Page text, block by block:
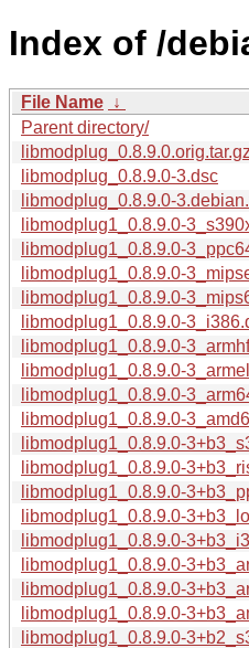
Index of /
File Name ↓
Parent directory/
libmodplug_0.8.9.0.orig.tar.gz
libmodplug_0.8.9.0-3.dsc
libmodplug_0.8.9.0-
libmodplug1_0.8.9.0-
libmodplug1_0.8.9.0-
libmodplug1_0.8.9.0-
libmodplug1_0.8.9.0-
libmodplug1_0.8.9.0-
libmodplug1_0.8.9.0-
libmodplug1_0.8.9.0-
libmodplug1_0.8.9.0-
libmodplug1_0.8.9.0-
libmodplug1_0.8.9.0-
libmodplug1_0.8.9.0-
libmodplug1_0.8.9.0-
libmodplug1_0.8.9.0-
libmodplug1_0.8.9.0-
libmodplug1_0.8.9.0-
libmodplug1_0.8.9.0-
libmodplug1_0.8.9.0-
libmodplug1_0.8.9.0-